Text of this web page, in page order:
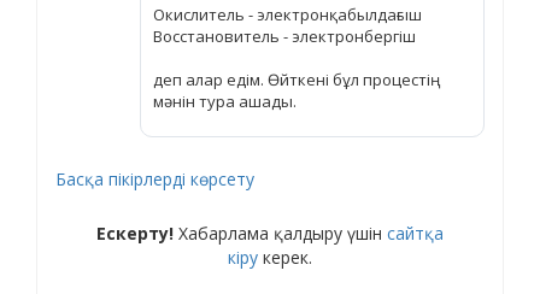
Окислитель - электронқабылдағыш
Восстановитель - электронбергіш
деп алар едім. Өйткені бұл процестің
мәнін тура ашады.
Басқа пікірлерді көрсету
Ескерту! Хабарлама қалдыру үшін сайтқа
кіру керек.